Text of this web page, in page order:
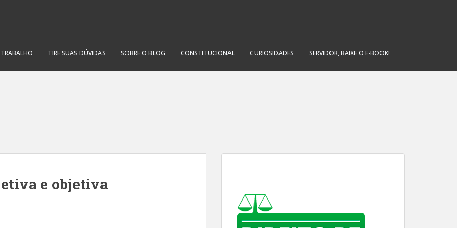
TIRE SUAS DÚVIDAS SOBRE O BLOG CONSTITUCIONAL CURIOSIDADES SERVIDOR, BAIXE O E-BOOK!
e objetiva